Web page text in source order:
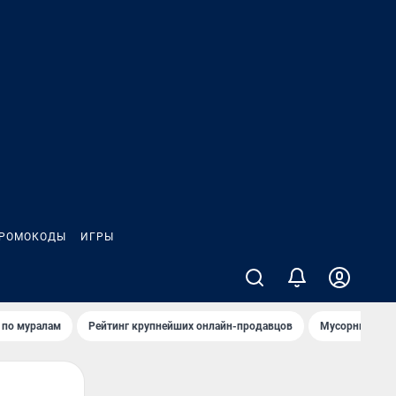
ИГРЫ
по мурaлaм Рейтинг крупнейших онлайн-продавцов Мусорный